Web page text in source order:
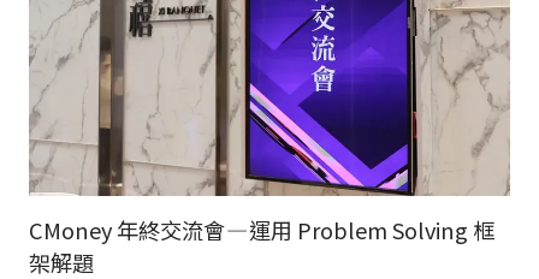
CMoney 年終交流會 — 運用 Problem Solving 框
架解題